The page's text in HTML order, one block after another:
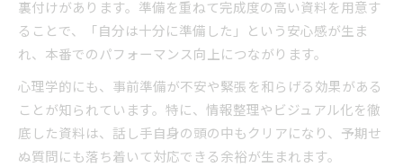
裏付けがあります。準備を重ねて完成度の高い資料を用意す
ることで、「自分は十分に準備した」という安心感が生ま
れ、本番でのパフォーマンス向上につながります。
心理学的にも、事前準備が不安や緊張を和らげる効果がある
ことが知られています。特に、情報整理やビジュアル化を徹
底した資料は、話し手自身の頭の中もクリアになり、予期せ
ぬ質問にも落ち着いて対応できる余裕が生まれます。